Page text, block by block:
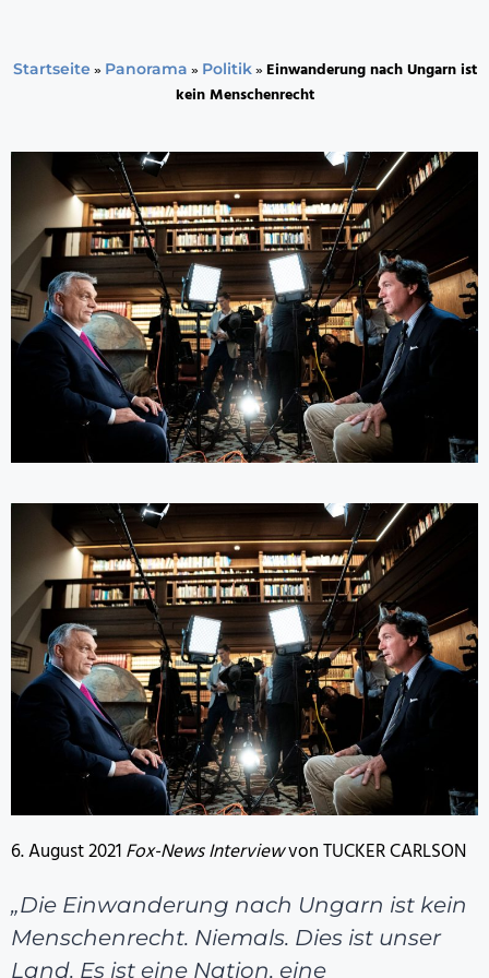
Startseite » Panorama » Politik»Einwanderung nach Ungarn ist
kein Menschenrecht
6. August 2021Fox-News Interviewvon TUCKER CARLSON
„Die Einwanderung nach Ungarn ist kein
Menschenrecht. Niemals. Dies ist unser
Land. Es ist eine Nation, eine